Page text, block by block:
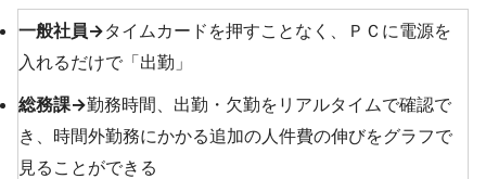
一般社員→タイムカードを押すことなく、ＰＣに電源を
入れるだけで「出勤」
総務課→勤務時間、出勤・欠勤をリアルタイムで確認で
き、時間外勤務にかかる追加の人件費の伸びをグラフで
見ることができる